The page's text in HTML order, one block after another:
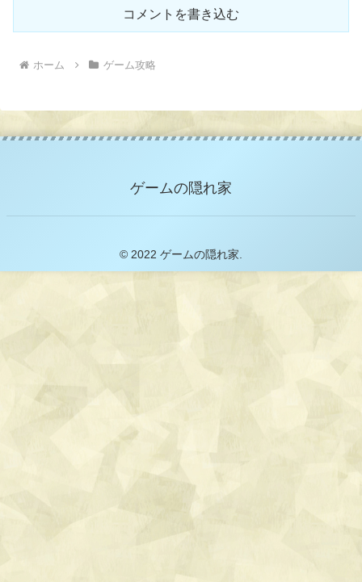
コメントを書き込む
ホーム ゲーム攻略
ゲームの隠れ家
© 2022 ゲームの隠れ家.